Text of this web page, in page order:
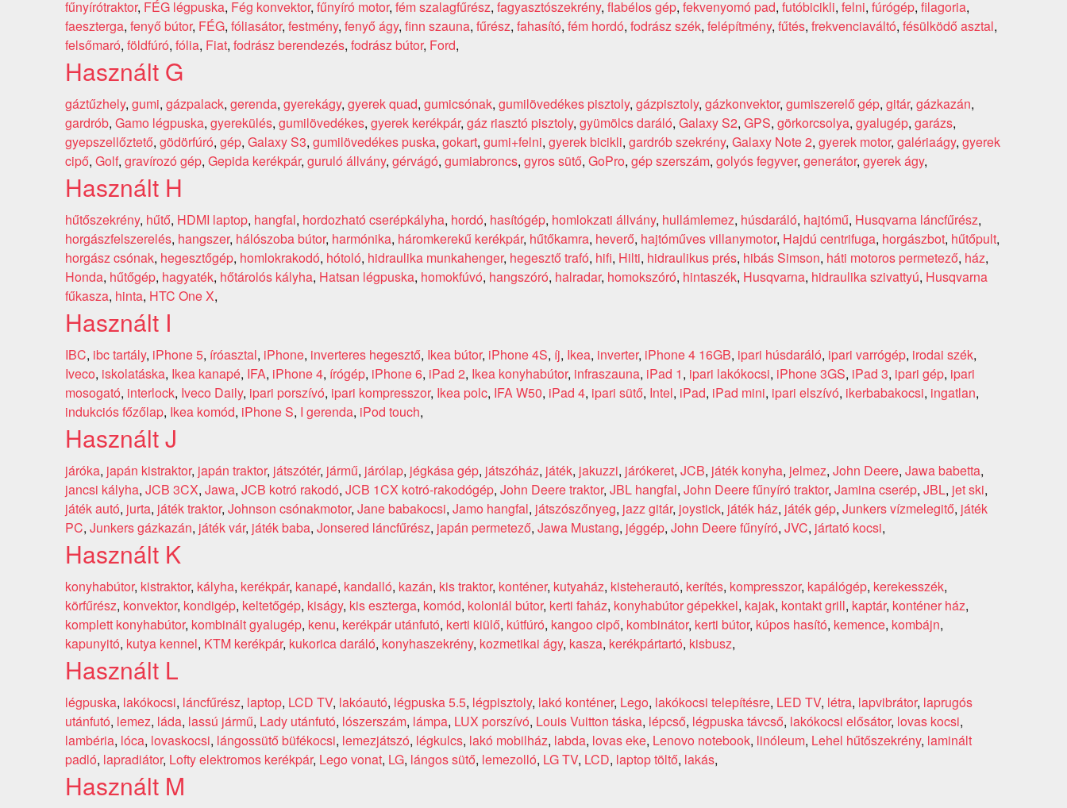
fűnyírótraktor, FÉG légpuska, Fég konvektor, fűnyíró motor, fém szalagfűrész, fagyasztószekrény, flabélos gép, fekvenyomó pad, futóbicikli, felni, fúrógép, filagoria,
faeszterga, fenyő bútor, FÉG, fóliasátor, festmény, fenyő ágy, finn szauna, fűrész, fahasító, fém hordó, fodrász szék, felépítmény, fűtés, frekvenciaváltó, fésülködő asztal,
felsőmaró, földfúró, fólia, Fiat, fodrász berendezés, fodrász bútor, Ford,
Használt G
gáztűzhely, gumi, gázpalack, gerenda, gyerekágy, gyerek quad, gumicsónak, gumilövedékes pisztoly, gázpisztoly, gázkonvektor, gumiszerelő gép, gitár, gázkazán,
gardrób, Gamo légpuska, gyerekülés, gumilövedékes, gyerek kerékpár, gáz riasztó pisztoly, gyümölcs daráló, Galaxy S2, GPS, görkorcsolya, gyalugép, garázs,
gyepszellőztető, gödörfúró, gép, Galaxy S3, gumilövedékes puska, gokart, gumi+felni, gyerek bicikli, gardrób szekrény, Galaxy Note 2, gyerek motor, galériaágy, gyerek
cipő, Golf, gravírozó gép, Gepida kerékpár, guruló állvány, gérvágó, gumiabroncs, gyros sütő, GoPro, gép szerszám, golyós fegyver, generátor, gyerek ágy,
Használt H
hűtőszekrény, hűtő, HDMI laptop, hangfal, hordozható cserépkályha, hordó, hasítógép, homlokzati állvány, hullámlemez, húsdaráló, hajtómű, Husqvarna láncfűrész,
horgászfelszerelés, hangszer, hálószoba bútor, harmónika, háromkerekű kerékpár, hűtőkamra, heverő, hajtóműves villanymotor, Hajdú centrifuga, horgászbot, hűtőpult,
horgász csónak, hegesztőgép, homlokrakodó, hótoló, hidraulika munkahenger, hegesztő trafó, hifi, Hilti, hidraulikus prés, hibás Simson, háti motoros permetező, ház,
Honda, hűtőgép, hagyaték, hőtárolós kályha, Hatsan légpuska, homokfúvó, hangszóró, halradar, homokszóró, hintaszék, Husqvarna, hidraulika szivattyú, Husqvarna
fűkasza, hinta, HTC One X,
Használt I
IBC, ibc tartály, iPhone 5, íróasztal, iPhone, inverteres hegesztő, Ikea bútor, iPhone 4S, íj, Ikea, inverter, iPhone 4 16GB, ipari húsdaráló, ipari varrógép, irodai szék,
Iveco, iskolatáska, Ikea kanapé, IFA, iPhone 4, írógép, iPhone 6, iPad 2, Ikea konyhabútor, infraszauna, iPad 1, ipari lakókocsi, iPhone 3GS, iPad 3, ipari gép, ipari
mosogató, interlock, Iveco Daily, ipari porszívó, ipari kompresszor, Ikea polc, IFA W50, iPad 4, ipari sütő, Intel, iPad, iPad mini, ipari elszívó, ikerbabakocsi, ingatlan,
indukciós főzőlap, Ikea komód, iPhone S, I gerenda, iPod touch,
Használt J
járóka, japán kistraktor, japán traktor, játszótér, jármű, járólap, jégkása gép, játszóház, játék, jakuzzi, járókeret, JCB, játék konyha, jelmez, John Deere, Jawa babetta,
jancsi kályha, JCB 3CX, Jawa, JCB kotró rakodó, JCB 1CX kotró-rakodógép, John Deere traktor, JBL hangfal, John Deere fűnyíró traktor, Jamina cserép, JBL, jet ski,
játék autó, jurta, játék traktor, Johnson csónakmotor, Jane babakocsi, Jamo hangfal, játszószőnyeg, jazz gitár, joystick, játék ház, játék gép, Junkers vízmelegitő, játék
PC, Junkers gázkazán, játék vár, játék baba, Jonsered láncfűrész, japán permetező, Jawa Mustang, jéggép, John Deere fűnyíró, JVC, jártató kocsi,
Használt K
konyhabútor, kistraktor, kályha, kerékpár, kanapé, kandalló, kazán, kis traktor, konténer, kutyaház, kisteherautó, kerítés, kompresszor, kapálógép, kerekesszék,
körfűrész, konvektor, kondigép, keltetőgép, kiságy, kis eszterga, komód, koloniál bútor, kerti faház, konyhabútor gépekkel, kajak, kontakt grill, kaptár, konténer ház,
komplett konyhabútor, kombinált gyalugép, kenu, kerékpár utánfutó, kerti kiülő, kútfúró, kangoo cipő, kombinátor, kerti bútor, kúpos hasító, kemence, kombájn,
kapunyitó, kutya kennel, KTM kerékpár, kukorica daráló, konyhaszekrény, kozmetikai ágy, kasza, kerékpártartó, kisbusz,
Használt L
légpuska, lakókocsi, láncfűrész, laptop, LCD TV, lakóautó, légpuska 5.5, légpisztoly, lakó konténer, Lego, lakókocsi telepítésre, LED TV, létra, lapvibrátor, laprugós
utánfutó, lemez, láda, lassú jármű, Lady utánfutó, lószerszám, lámpa, LUX porszívó, Louis Vuitton táska, lépcső, légpuska távcső, lakókocsi elősátor, lovas kocsi,
lambéria, lóca, lovaskocsi, lángossütő büfékocsi, lemezjátszó, légkulcs, lakó mobilház, labda, lovas eke, Lenovo notebook, linóleum, Lehel hűtőszekrény, laminált
padló, lapradiátor, Lofty elektromos kerékpár, Lego vonat, LG, lángos sütő, lemezolló, LG TV, LCD, laptop töltő, lakás,
Használt M